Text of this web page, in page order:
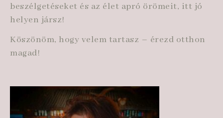
beszélgetéseket és az élet apró örömeit, itt jó
helyen jársz!
Köszönöm, hogy velem tartasz – érezd otthon
magad!